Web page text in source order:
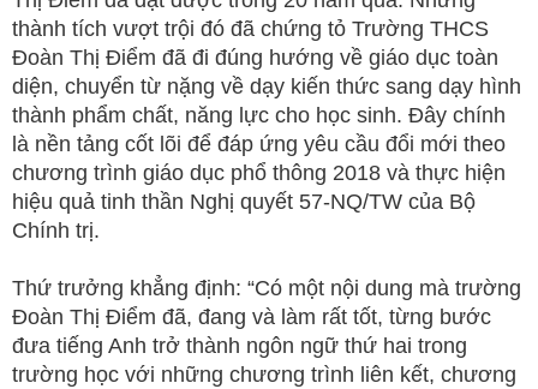
thành tích vượt trội đó đã chứng tỏ Trường THCS
Đoàn Thị Điểm đã đi đúng hướng về giáo dục toàn
diện, chuyển từ nặng về dạy kiến thức sang dạy hình
thành phẩm chất, năng lực cho học sinh. Đây chính
là nền tảng cốt lõi để đáp ứng yêu cầu đổi mới theo
chương trình giáo dục phổ thông 2018 và thực hiện
hiệu quả tinh thần Nghị quyết 57-NQ/TW của Bộ
Chính trị.
Thứ trưởng khẳng định: “Có một nội dung mà trường
Đoàn Thị Điểm đã, đang và làm rất tốt, từng bước
đưa tiếng Anh trở thành ngôn ngữ thứ hai trong
trường học với những chương trình liên kết, chương